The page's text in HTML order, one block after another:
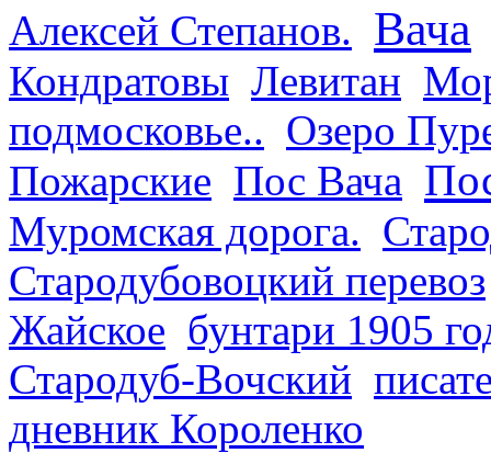
Алексей Степанов. Вача
Кондратовы Левитан
подмосковье.. Озеро
Пожарские Пос Вача
Муромская дорога.
Стародубовоцкий перевоз
Жайское бунтари 1905
Стародуб-Вочский
дневник Короленко